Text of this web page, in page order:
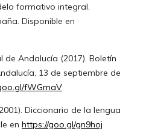
formativo integral.
Disponible en
de Andalucía (2017). Boletín
13 de septiembre de
fWGmaV
Diccionario de la lengua
en https://goo.gl/gn9hoj